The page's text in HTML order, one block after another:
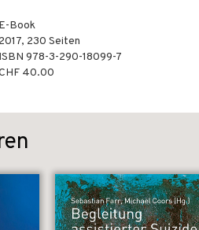
E-Book
2017, 230 Seiten
ISBN 978-3-290-18099-7
40.00